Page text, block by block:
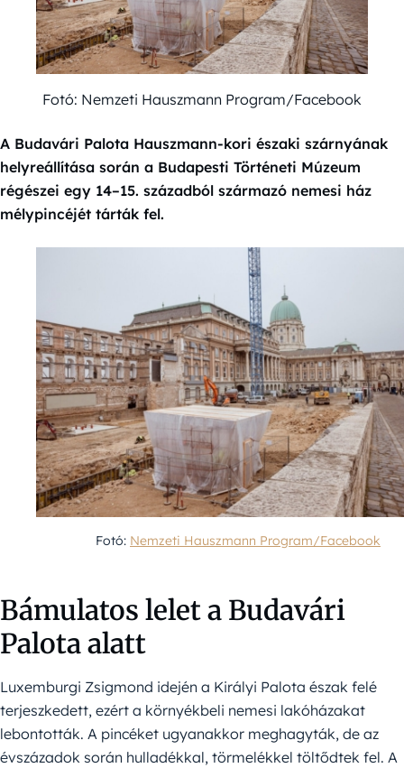
Fotó: Nemzeti Hauszmann Program/Facebook
A Budavári Palota Hauszmann-kori északi szárnyának
helyreállítása során a Budapesti Történeti Múzeum
régészei egy 14–15. századból származó nemesi ház
mélypincéjét tárták fel.
Fotó: Nemzeti Hauszmann Program/Facebook
Bámulatos lelet a Budavári
Palota alatt
Luxemburgi Zsigmond idején a Királyi Palota észak felé
terjeszkedett, ezért a környékbeli nemesi lakóházakat
lebontották. A pincéket ugyanakkor meghagyták, de az
évszázadok során hulladékkal, törmelékkel töltődtek fel. A